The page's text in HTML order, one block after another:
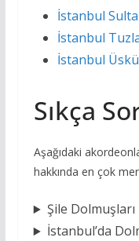
İstanbul
İstanbul
İstanbul
Sıkça
Aşağıdaki
hakkında en çok
Şile
İstanbul’da